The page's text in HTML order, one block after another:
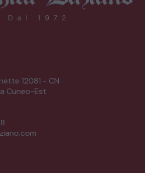
12081 - CN
Cuneo-Est